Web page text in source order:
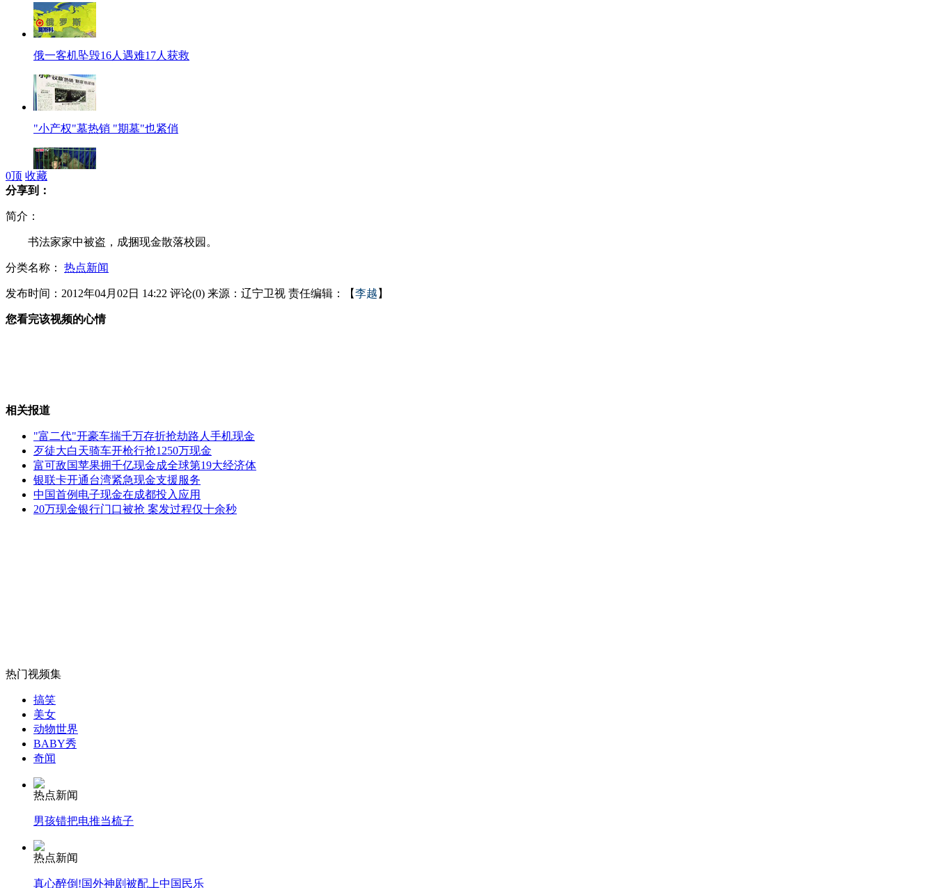
俄一客机坠毁16人遇难17人获救
"小产权"墓热销 "期墓"也紧俏
研究生咬掉厨师耳朵因报错菜价
赴台个人游增十个试点城市
林书豪将接受膝盖手术伤停6周
无痛分娩是否安全 医生回应
外交部：反对强权政治霸凌主义
外交部：有关国家言论片面不公正
0顶 收藏
分享到：
简介：
书法家家中被盗，成捆现金散落校园。
分类名称： 热点新闻
发布时间：2012年04月02日 14:22 评论(0) 来源：辽宁卫视 责任编辑：【李越 】
您看完该视频的心情
相关报道
"富二代"开豪车揣千万存折抢劫路人手机现金
歹徒大白天骑车开枪行抢1250万现金
富可敌国苹果拥千亿现金成全球第19大经济体
银联卡开通台湾紧急现金支援服务
中国首例电子现金在成都投入应用
20万现金银行门口被抢 案发过程仅十余秒
热门视频集
搞笑
美女
动物世界
BABY秀
奇闻
热点新闻
男孩错把电推当梳子
热点新闻
真心醉倒!国外神剧被配上中国民乐